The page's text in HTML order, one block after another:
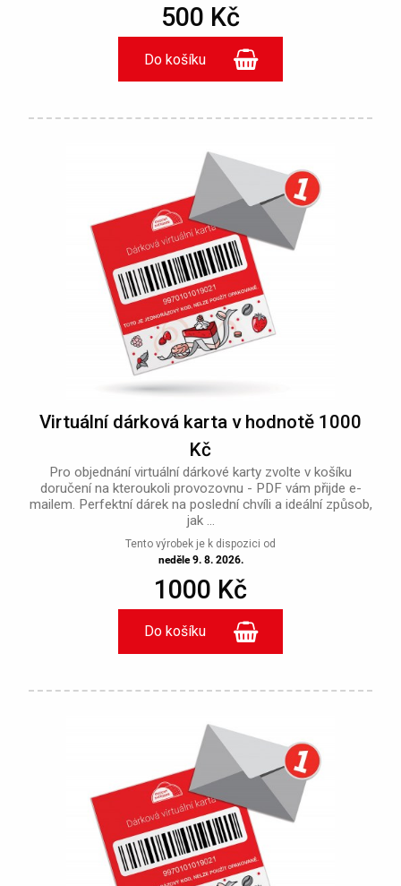
500 Kč
Virtuální dárková karta v hodnotě 1000
Kč
Pro objednání virtuální dárkové karty zvolte v košíku
doručení na kteroukoli provozovnu - PDF vám přijde e-
mailem. Perfektní dárek na poslední chvíli a ideální způsob,
jak ...
Tento výrobek je k dispozici od
neděle 9. 8. 2026.
1000 Kč